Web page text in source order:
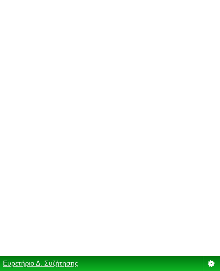
Ευρετήριο Δ. Συζήτησης